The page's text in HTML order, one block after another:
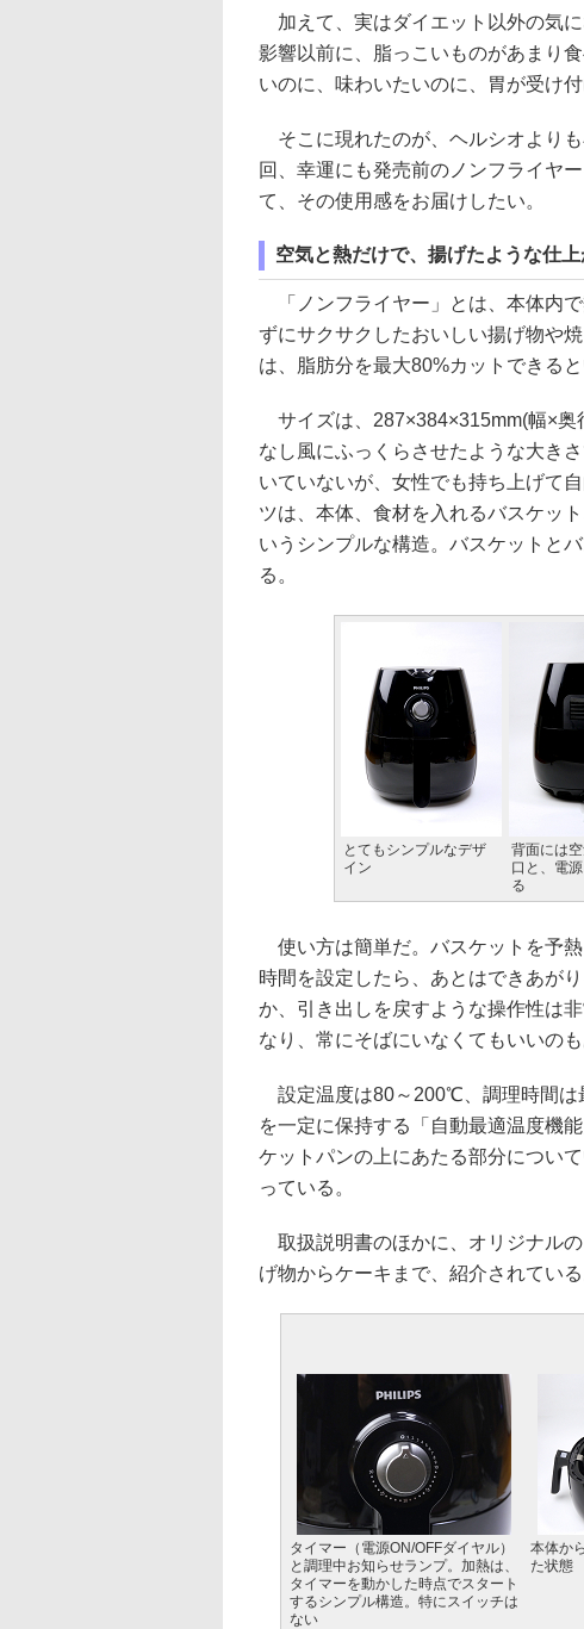
加えて、実はダイエット以外の気
影響以前に、脂っこいものがあまり
いのに、味わいたいのに、胃が受け付
そこに現れたのが、ヘルシオより
回、幸運にも発売前のノンフライヤ
て、その使用感をお届けしたい。
空気と熱だけで、揚げたような仕
「ノンフライヤー」とは、本体内
ずにサクサクしたおいしい揚げ物や
は、脂肪分を最大80%カットできる
サイズは、287×384×315mm(幅×奥
なし風にふっくらさせたような大き
いていないが、女性でも持ち上げて
ツは、本体、食材を入れるバスケッ
いうシンプルな構造。バスケットと
る。
とてもシンプルなデザ
イン
背面には
口と、電
る
使い方は簡単だ。バスケットを予
時間を設定したら、あとはできあが
か、引き出しを戻すような操作性は
なり、常にそばにいなくてもいいのも
設定温度は80～200℃、調理時間は
を一定に保持する「自動最適温度機
ケットパンの上にあたる部分につい
っている。
取扱説明書のほかに、オリジナル
げ物からケーキまで、紹介されている
タイマー（電源ON/OFFダイヤル）
と調理中お知らせランプ。加熱は、
タイマーを動かした時点でスタート
するシンプル構造。特にスイッチは
ない
本体か
た状態